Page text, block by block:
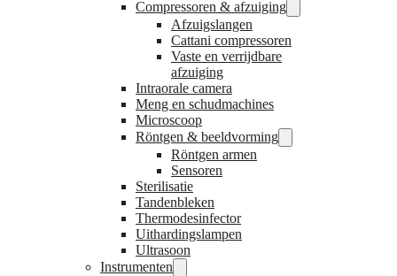
Compressoren & afzuiging
Afzuigslangen
Cattani compressoren
Vaste en verrijdbare
afzuiging
Intraorale camera
Meng en schudmachines
Microscoop
Röntgen & beeldvorming
Röntgen armen
Sensoren
Sterilisatie
Tandenbleken
Thermodesinfector
Uithardingslampen
Ultrasoon
Instrumenten